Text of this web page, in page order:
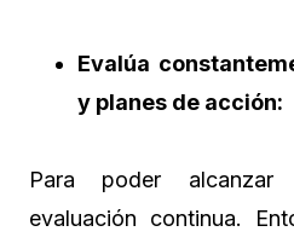
Evalúa
y planes de acción:
Para poder alcanzar
evaluación continua.